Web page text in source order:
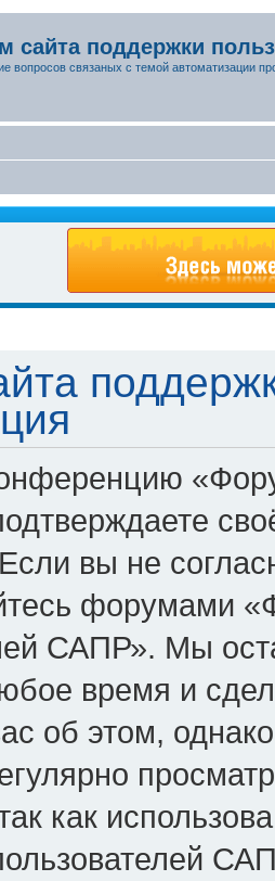
сайта поддержки
вопросов связаных с темой автоматизации
вы не
форумами
САПР». Мы
время и
об этом,
как